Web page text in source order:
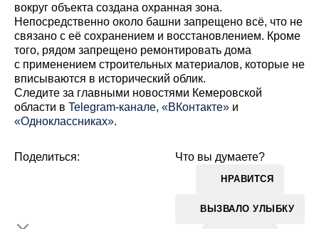
вокруг объекта создана охранная зона.
Непосредственно около башни запрещено всё, что не
связано с её сохранением и восстановлением. Кроме
того, рядом запрещено ремонтировать дома
с применением строительных материалов, которые не
вписываются в исторический облик.
Cледите за главными новостями Кемеровской
области в Telegram-канале, «ВКонтакте» и
«Одноклассниках».
Что вы думаете?
НРАВИТСЯ
ВЫЗВАЛО УЛЫБКУ
Поделиться: